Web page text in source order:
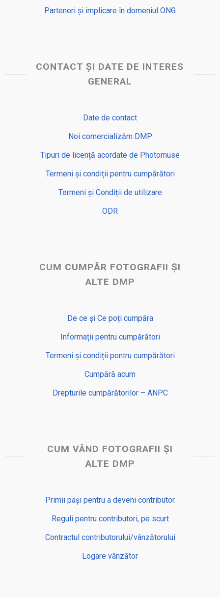
Parteneri și implicare în domeniul ONG
CONTACT ȘI DATE DE INTERES
GENERAL
Date de contact
Noi comercializăm DMP
Tipuri de licență acordate de Photomuse
Termeni și condiții pentru cumpărători
Termeni și Condiții de utilizare
ODR
CUM CUMPĂR FOTOGRAFII ȘI
ALTE DMP
De ce și Ce poți cumpăra
Informații pentru cumpărători
Termeni și condiții pentru cumpărători
Cumpără acum
Drepturile cumpărătorilor – ANPC
CUM VÂND FOTOGRAFII ȘI
ALTE DMP
Primii pași pentru a deveni contributor
Reguli pentru contributori, pe scurt
Contractul contributorului/vânzătorului
Logare vânzător